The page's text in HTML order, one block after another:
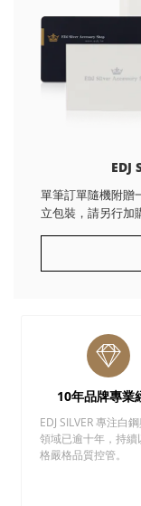
EDJ
單筆訂單隨機附贈
立包裝，請另行加
10年品牌專業
EDJ SILVER 專注白
領域已逾十年，持續
格嚴格品質控管。